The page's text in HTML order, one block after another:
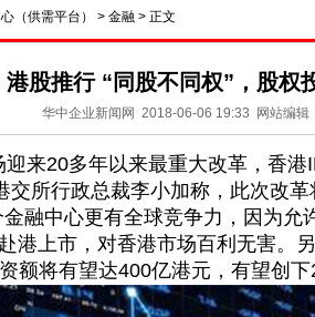
（供需平台） > 金融 > 正文
股推行 “同股不同权”，股权
华中企业新闻网 2018-06-06 19:33 网站编辑
来20多年以来最重大改革，香港
交所行政总裁李小加称，此次改
融中心更有全球竞争力，因为允
港上市，对香港市场百利无害。
额将有望达400亿港元，有望创